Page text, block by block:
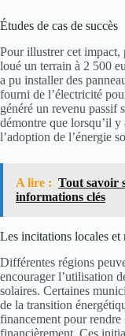
Études de cas de succès
Pour illustrer cet impact,
loué un terrain à 2 500
a pu installer des
fourni de l’électricité
généré un revenu passif
démontre que lorsqu’il
l’adoption de l’énergie
A lire : Tout savoir
informations clés
Les incitations locales et
Différentes régions
encourager l’utilisation
solaires. Certaines
de la transition
financement pour
financièrement. Ces